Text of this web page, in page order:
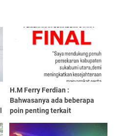
H.M Ferry Ferdian :
Bahwasanya ada beberapa
poin penting terkait